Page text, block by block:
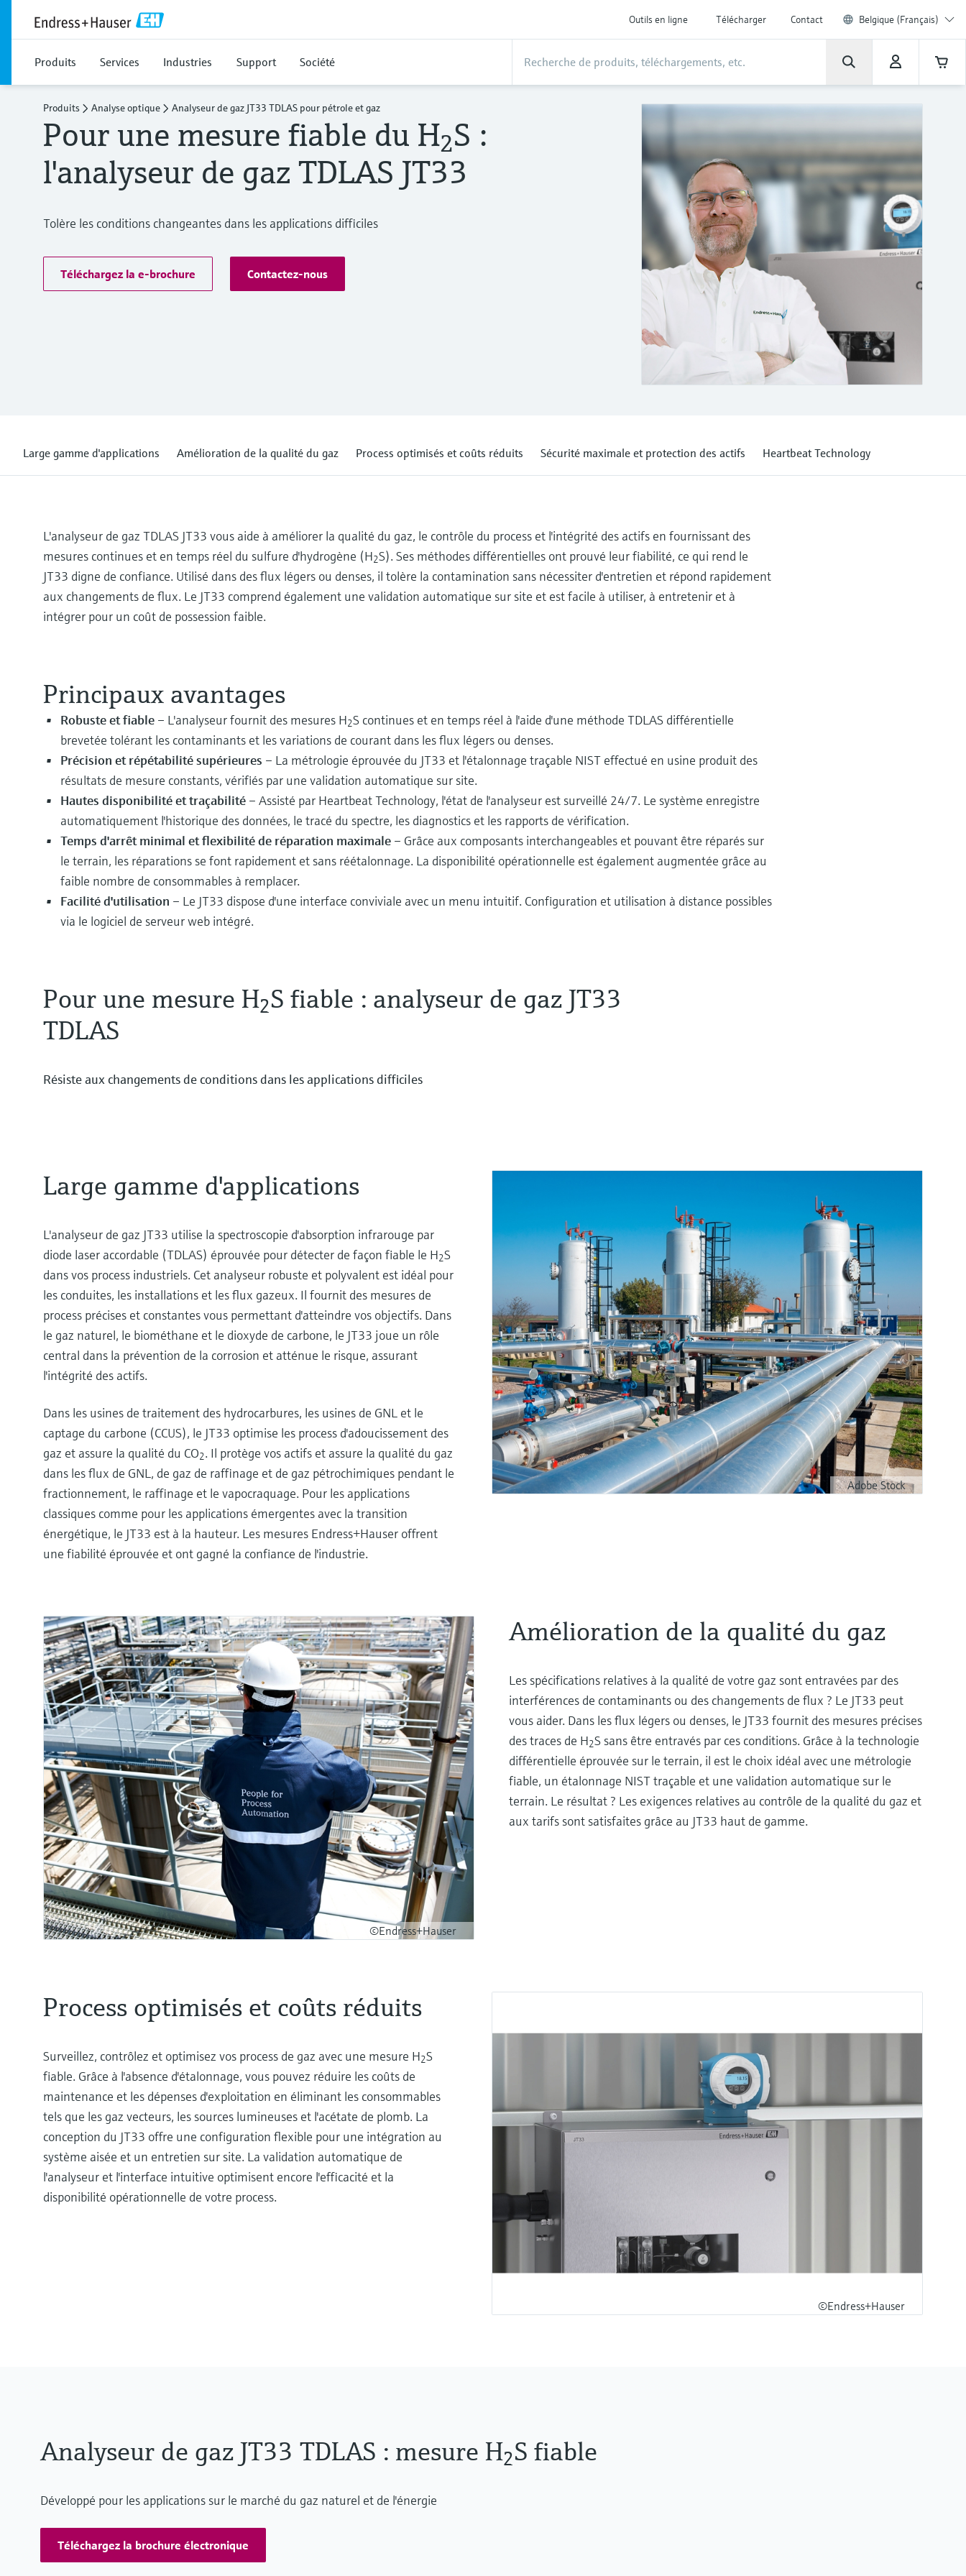
Outils en ligne Télécharger Contact Belgique (Français)
Produits Services Industries Support Société
Produits Analyse optique Analyseur de gaz JT33 TDLAS pour pétrole et gaz
Pour une mesure fiable du H2S :
l'analyseur de gaz TDLAS JT33
Tolère les conditions changeantes dans les applications difficiles
Téléchargez la e-brochure Contactez-nous
Large gamme d'applications Amélioration de la qualité du gaz Process optimisés et coûts réduits Sécurité maximale et protection des actifs Heartbeat Technology
L'analyseur de gaz TDLAS JT33 vous aide à améliorer la qualité du gaz, le contrôle du process et l'intégrité des actifs en fournissant des
mesures continues et en temps réel du sulfure d'hydrogène (H2S). Ses méthodes différentielles ont prouvé leur fiabilité, ce qui rend le
JT33 digne de confiance. Utilisé dans des flux légers ou denses, il tolère la contamination sans nécessiter d'entretien et répond rapidement
aux changements de flux. Le JT33 comprend également une validation automatique sur site et est facile à utiliser, à entretenir et à
intégrer pour un coût de possession faible.
Principaux avantages
Robuste et fiable – L'analyseur fournit des mesures H2S continues et en temps réel à l'aide d'une méthode TDLAS différentielle
brevetée tolérant les contaminants et les variations de courant dans les flux légers ou denses.
Précision et répétabilité supérieures – La métrologie éprouvée du JT33 et l'étalonnage traçable NIST effectué en usine produit des
résultats de mesure constants, vérifiés par une validation automatique sur site.
Hautes disponibilité et traçabilité – Assisté par Heartbeat Technology, l'état de l'analyseur est surveillé 24/7. Le système enregistre
automatiquement l'historique des données, le tracé du spectre, les diagnostics et les rapports de vérification.
Temps d'arrêt minimal et flexibilité de réparation maximale – Grâce aux composants interchangeables et pouvant être réparés sur
le terrain, les réparations se font rapidement et sans réétalonnage. La disponibilité opérationnelle est également augmentée grâce au
faible nombre de consommables à remplacer.
Facilité d'utilisation – Le JT33 dispose d'une interface conviviale avec un menu intuitif. Configuration et utilisation à distance possibles
via le logiciel de serveur web intégré.
Pour une mesure H2S fiable : analyseur de gaz JT33
TDLAS
Résiste aux changements de conditions dans les applications difficiles
Adobe Stock
Large gamme d'applications
L'analyseur de gaz JT33 utilise la spectroscopie d'absorption infrarouge par
diode laser accordable (TDLAS) éprouvée pour détecter de façon fiable le H2S
dans vos process industriels. Cet analyseur robuste et polyvalent est idéal pour
les conduites, les installations et les flux gazeux. Il fournit des mesures de
process précises et constantes vous permettant d'atteindre vos objectifs. Dans
le gaz naturel, le biométhane et le dioxyde de carbone, le JT33 joue un rôle
central dans la prévention de la corrosion et atténue le risque, assurant
l'intégrité des actifs.
Dans les usines de traitement des hydrocarbures, les usines de GNL et le
captage du carbone (CCUS), le JT33 optimise les process d'adoucissement des
gaz et assure la qualité du CO2. Il protège vos actifs et assure la qualité du gaz
dans les flux de GNL, de gaz de raffinage et de gaz pétrochimiques pendant le
fractionnement, le raffinage et le vapocraquage. Pour les applications
classiques comme pour les applications émergentes avec la transition
énergétique, le JT33 est à la hauteur. Les mesures Endress+Hauser offrent
une fiabilité éprouvée et ont gagné la confiance de l'industrie.
©Endress+Hauser
Amélioration de la qualité du gaz
Les spécifications relatives à la qualité de votre gaz sont entravées par des
interférences de contaminants ou des changements de flux ? Le JT33 peut
vous aider. Dans les flux légers ou denses, le JT33 fournit des mesures précises
des traces de H2S sans être entravés par ces conditions. Grâce à la technologie
différentielle éprouvée sur le terrain, il est le choix idéal avec une métrologie
fiable, un étalonnage NIST traçable et une validation automatique sur le
terrain. Le résultat ? Les exigences relatives au contrôle de la qualité du gaz et
aux tarifs sont satisfaites grâce au JT33 haut de gamme.
©Endress+Hauser
Process optimisés et coûts réduits
Surveillez, contrôlez et optimisez vos process de gaz avec une mesure H2S
fiable. Grâce à l'absence d'étalonnage, vous pouvez réduire les coûts de
maintenance et les dépenses d'exploitation en éliminant les consommables
tels que les gaz vecteurs, les sources lumineuses et l'acétate de plomb. La
conception du JT33 offre une configuration flexible pour une intégration au
système aisée et un entretien sur site. La validation automatique de
l'analyseur et l'interface intuitive optimisent encore l'efficacité et la
disponibilité opérationnelle de votre process.
Analyseur de gaz JT33 TDLAS : mesure H2S fiable
Développé pour les applications sur le marché du gaz naturel et de l'énergie
Téléchargez la brochure électronique